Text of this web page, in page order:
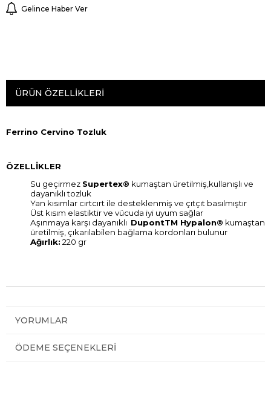
Gelince Haber Ver
ÜRÜN ÖZELLIKLERI
Ferrino Cervino Tozluk
ÖZELLİKLER
Su geçirmez Supertex® kumaştan üretilmiş,kullanışlı ve
dayanıklı tozluk
Yan kısımlar cırtcırt ile desteklenmiş ve çıtçıt basılmıştır
Üst kısım elastiktir ve vücuda iyi uyum sağlar
Aşınmaya karşı dayanıklı DupontTM Hypalon® kumaştan
üretilmiş, çıkarılabilen bağlama kordonları bulunur
Ağırlık: 220 gr
YORUMLAR
ÖDEME SEÇENEKLERI